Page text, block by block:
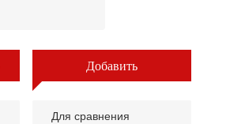
Добавить
Для сравнения